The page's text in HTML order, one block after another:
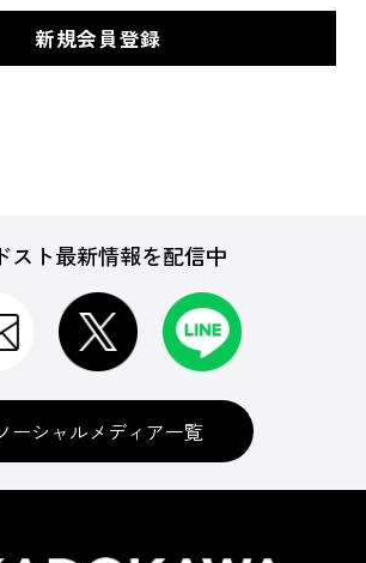
スト最新情報を配信中
ーシャルメディア一覧